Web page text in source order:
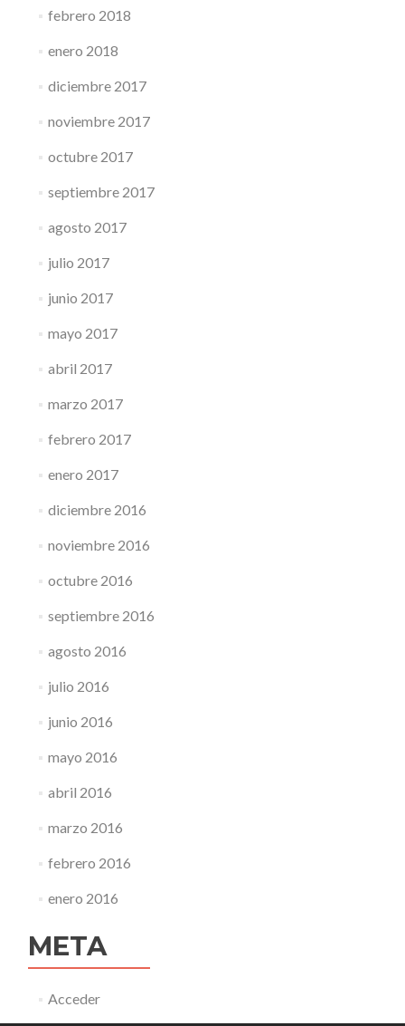
febrero 2018
enero 2018
diciembre 2017
noviembre 2017
octubre 2017
septiembre 2017
agosto 2017
julio 2017
junio 2017
mayo 2017
abril 2017
marzo 2017
febrero 2017
enero 2017
diciembre 2016
noviembre 2016
octubre 2016
septiembre 2016
agosto 2016
julio 2016
junio 2016
mayo 2016
abril 2016
marzo 2016
febrero 2016
enero 2016
META
Acceder